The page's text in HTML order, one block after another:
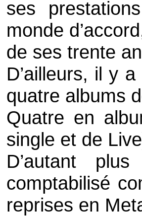
ses
monde
de ses trente
D’ailleurs, il y
quatre albums
Quatre en
single et de Live
D’autant
comptabilisé
reprises en